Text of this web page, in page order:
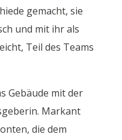
gemacht, sie
und mit ihr als
Teil des Teams
Gebäude mit der
Markant
die dem